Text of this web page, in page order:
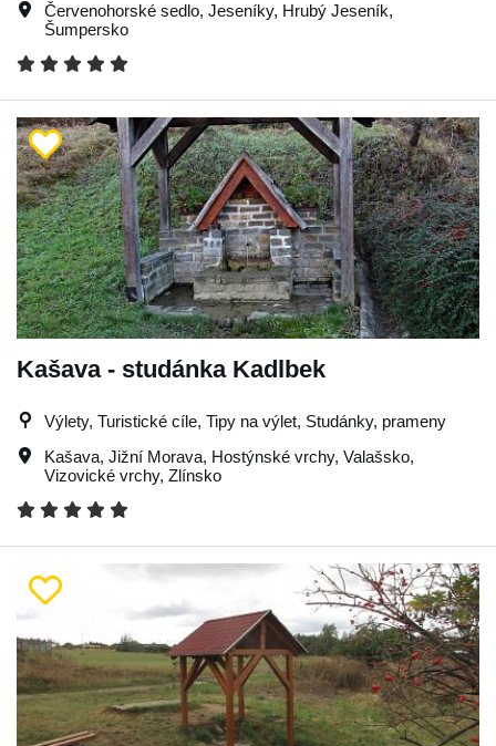
Červenohorské sedlo, Jeseníky, Hrubý Jeseník,
Šumpersko
Kašava - studánka Kadlbek
Výlety, Turistické cíle, Tipy na výlet, Studánky, prameny
Kašava, Jižní Morava, Hostýnské vrchy, Valašsko,
Vizovické vrchy, Zlínsko